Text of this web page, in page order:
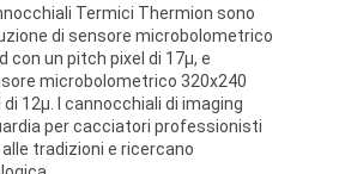
Termici Thermion sono
di sensore microbolometrico
con un pitch pixel di 17μ, e
microbolometrico 320x240
12μ. I cannocchiali di imaging
per cacciatori professionisti
tradizioni e ricercano